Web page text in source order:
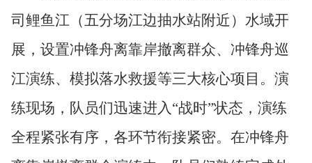
司鲤鱼江（五分场江边抽水站附近）水域开
展，设置冲锋舟离靠岸撤离群众、冲锋舟巡
江演练、模拟落水救援等三大核心项目。演
练现场，队员们迅速进入 “战时”状态 ， 演练
全程紧张有序，各环节衔接紧密。在冲锋舟